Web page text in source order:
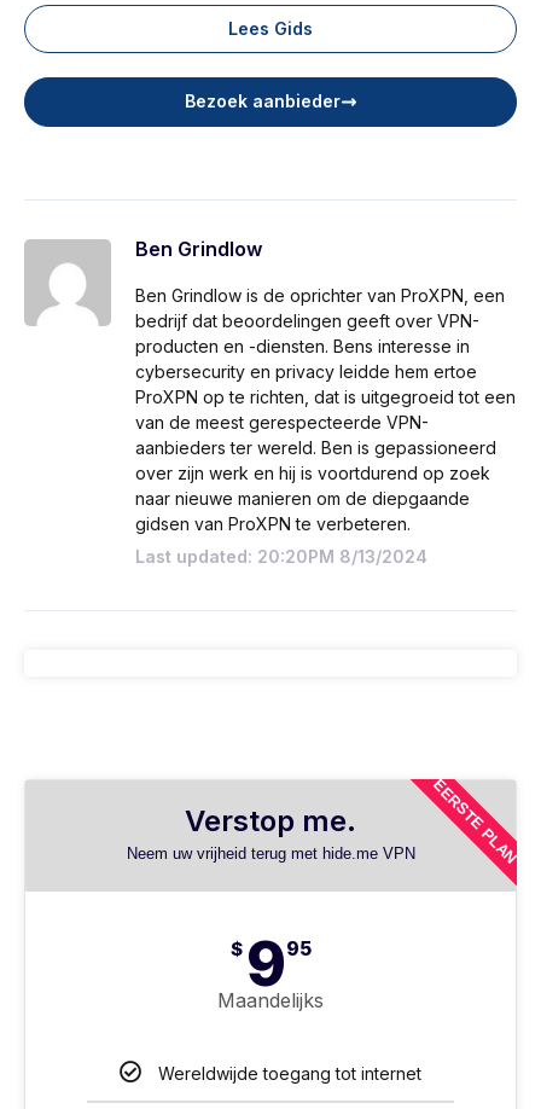
Lees Gids
Bezoek aanbieder
Ben Grindlow
Ben Grindlow is de oprichter van ProXPN, een
bedrijf dat beoordelingen geeft over VPN-
producten en -diensten. Bens interesse in
cybersecurity en privacy leidde hem ertoe
ProXPN op te richten, dat is uitgegroeid tot een
van de meest gerespecteerde VPN-
aanbieders ter wereld. Ben is gepassioneerd
over zijn werk en hij is voortdurend op zoek
naar nieuwe manieren om de diepgaande
gidsen van ProXPN te verbeteren.
Last updated: 20:20PM 8/13/2024
Verstop me.
Neem uw vrijheid terug met hide.me VPN
$ 995
Maandelijks
Wereldwijde toegang tot internet
EERSTE PLAN